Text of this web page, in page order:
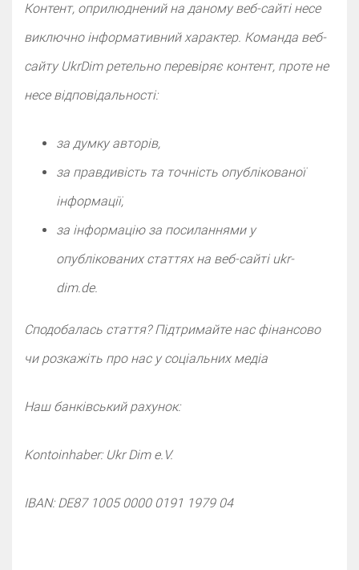
Контент, оприлюднений на даному веб-сайті несе
виключно інформативний характер. Команда веб-
сайту UkrDim ретельно перевіряє контент, проте не
несе відповідальності:
за думку авторів,
за правдивість та точність опублікованої
інформації,
за інформацію за посиланнями у
опублікованих статтях на веб-сайті ukr-
dim.de.
Сподобалась стаття? Підтримайте нас фінансово
чи розкажіть про нас у cоціальних медіа
Наш банківський рахунок:
Kontoinhaber: Ukr Dim e.V.
IBAN: DE87 1005 0000 0191 1979 04